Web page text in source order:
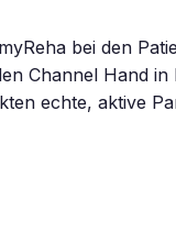
bei den
Channel Hand
echte, aktive